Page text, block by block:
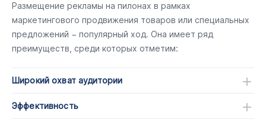
Размещение рекламы на пилонах в рамках
маркетингового продвижения товаров или специальных
предложений − популярный ход. Она имеет ряд
преимуществ, среди которых отметим:
Широкий охват аудитории
Эффективность